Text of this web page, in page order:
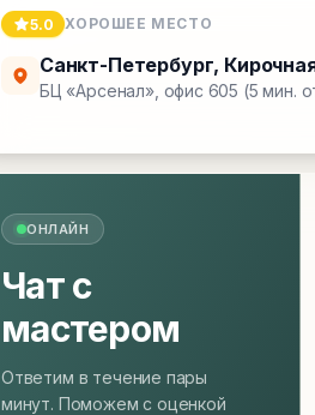
5.0 ХОРОШЕЕ МЕСТО
Санкт-Петербург,
БЦ «Арсенал», офис 605 (5 мин.
ОНЛАЙН
Чат с
мастером
Ответим в течение пары
минут. Поможем с оценкой